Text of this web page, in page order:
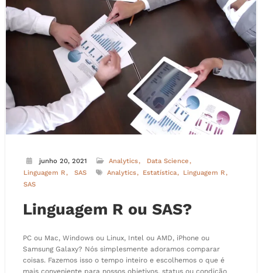
junho 20, 2021 Analytics
Data Science
Linguagem R
SAS Analytics Estatística
Linguagem R
SAS
Linguagem R ou SAS?
PC ou Mac, Windows ou Linux, Intel ou AMD, iPhone ou
Samsung Galaxy? Nós simplesmente adoramos comparar
coisas. Fazemos isso o tempo inteiro e escolhemos o que é
mais conveniente para nossos objetivos, status ou condição